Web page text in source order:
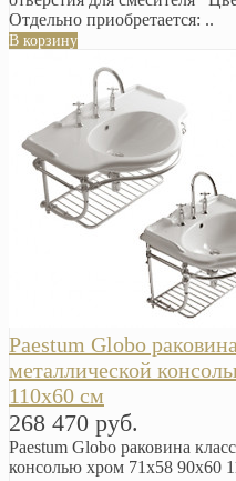
Отдельно приобретается: ..
В корзину
Paestum Globo
металлической
110х60 см
268 470 руб.
Paestum Globo раковина
консолью хром 71х58 90х60